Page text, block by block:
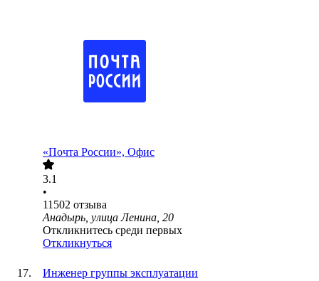
«Почта России», Офис
3.1
•
11502 отзыва
Анадырь, улица Ленина, 20
Откликнитесь среди первых
Откликнуться
Инженер группы эксплуатации